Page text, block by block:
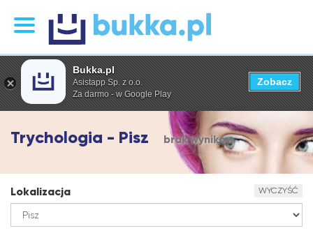
Trychologia - Pisz brak wyników
Lokalizacja WYCZYŚĆ
Bukka.pl
Asistapp Sp. z o.o.
Za darmo - w Google Play
Zobacz